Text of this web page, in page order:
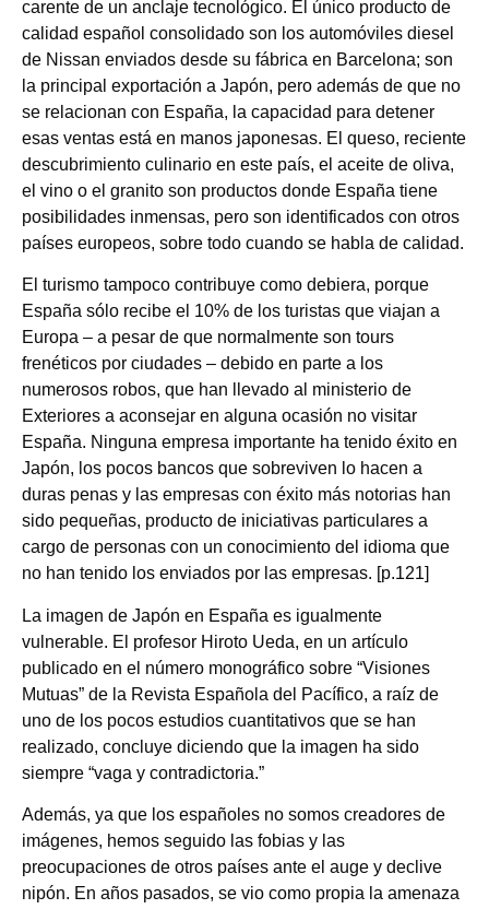
carente de un anclaje tecnológico. El único producto de
calidad español consolidado son los automóviles diesel
de Nissan enviados desde su fábrica en Barcelona; son
la principal exportación a Japón, pero además de que no
se relacionan con España, la capacidad para detener
esas ventas está en manos japonesas. El queso, reciente
descubrimiento culinario en este país, el aceite de oliva,
el vino o el granito son productos donde España tiene
posibilidades inmensas, pero son identificados con otros
países europeos, sobre todo cuando se habla de calidad.
El turismo tampoco contribuye como debiera, porque
España sólo recibe el 10% de los turistas que viajan a
Europa – a pesar de que normalmente son tours
frenéticos por ciudades – debido en parte a los
numerosos robos, que han llevado al ministerio de
Exteriores a aconsejar en alguna ocasión no visitar
España. Ninguna empresa importante ha tenido éxito en
Japón, los pocos bancos que sobreviven lo hacen a
duras penas y las empresas con éxito más notorias han
sido pequeñas, producto de iniciativas particulares a
cargo de personas con un conocimiento del idioma que
no han tenido los enviados por las empresas. [p.121]
La imagen de Japón en España es igualmente
vulnerable. El profesor Hiroto Ueda, en un artículo
publicado en el número monográfico sobre “Visiones
Mutuas” de la Revista Española del Pacífico, a raíz de
uno de los pocos estudios cuantitativos que se han
realizado, concluye diciendo que la imagen ha sido
siempre “vaga y contradictoria.”
Además, ya que los españoles no somos creadores de
imágenes, hemos seguido las fobias y las
preocupaciones de otros países ante el auge y declive
nipón. En años pasados, se vio como propia la amenaza